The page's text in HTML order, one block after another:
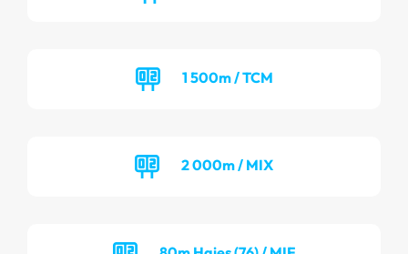
1 500m / TCM
2 000m / MIX